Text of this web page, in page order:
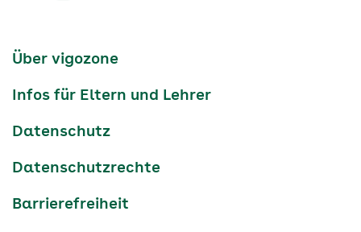
Services-
Über vigozone
Infos für Eltern und Lehrer
Datenschutz
Datenschutzrechte
Barrierefreiheit